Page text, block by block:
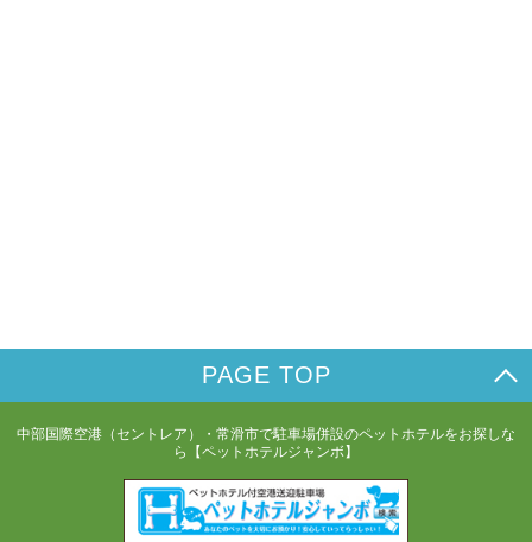
PAGE TOP
中部国際空港（セントレア）・常滑市で駐車場併設のペットホテルをお探しな
ら【ペットホテルジャンボ】